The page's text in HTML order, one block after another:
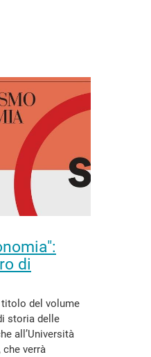
di
titolo del volume
storia delle
all’Università
verrà